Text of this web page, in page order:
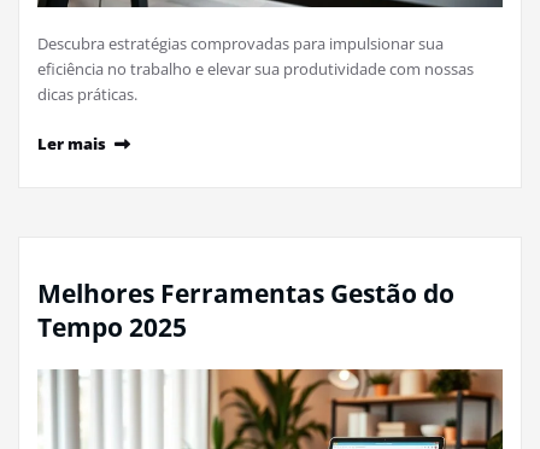
Descubra estratégias comprovadas para impulsionar sua
eficiência no trabalho e elevar sua produtividade com nossas
dicas práticas.
Ler mais
Melhores Ferramentas Gestão do
Tempo 2025